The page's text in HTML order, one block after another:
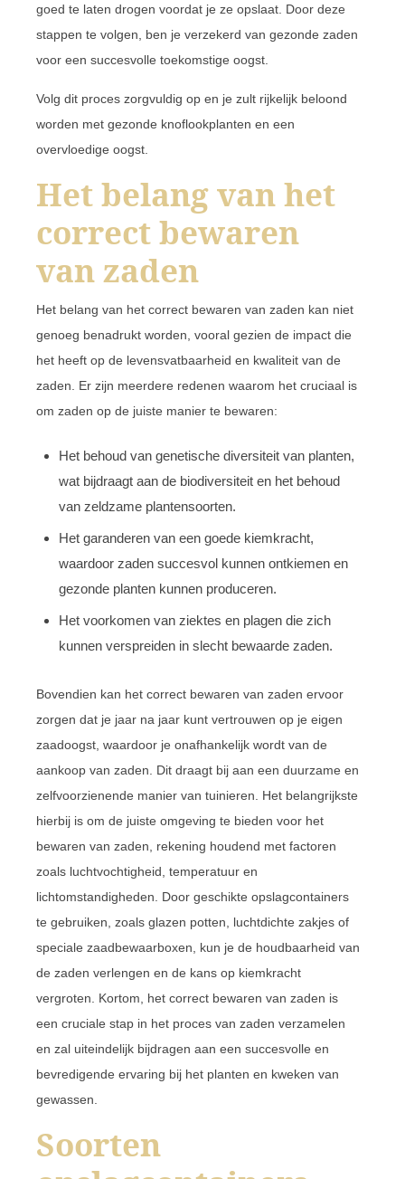
goed te laten drogen voordat je ze opslaat. Door deze
stappen te volgen, ben je verzekerd van gezonde zaden
voor een succesvolle toekomstige oogst.
Volg dit proces zorgvuldig op en je zult rijkelijk beloond
worden met gezonde knoflookplanten en een
overvloedige oogst.
Het belang van het
correct bewaren
van zaden
Het belang van het correct bewaren van zaden kan niet
genoeg benadrukt worden, vooral gezien de impact die
het heeft op de levensvatbaarheid en kwaliteit van de
zaden. Er zijn meerdere redenen waarom het cruciaal is
om zaden op de juiste manier te bewaren:
Het behoud van genetische diversiteit van planten,
wat bijdraagt aan de biodiversiteit en het behoud
van zeldzame plantensoorten.
Het garanderen van een goede kiemkracht,
waardoor zaden succesvol kunnen ontkiemen en
gezonde planten kunnen produceren.
Het voorkomen van ziektes en plagen die zich
kunnen verspreiden in slecht bewaarde zaden.
Bovendien kan het correct bewaren van zaden ervoor
zorgen dat je jaar na jaar kunt vertrouwen op je eigen
zaadoogst, waardoor je onafhankelijk wordt van de
aankoop van zaden. Dit draagt bij aan een duurzame en
zelfvoorzienende manier van tuinieren. Het belangrijkste
hierbij is om de juiste omgeving te bieden voor het
bewaren van zaden, rekening houdend met factoren
zoals luchtvochtigheid, temperatuur en
lichtomstandigheden. Door geschikte opslagcontainers
te gebruiken, zoals glazen potten, luchtdichte zakjes of
speciale zaadbewaarboxen, kun je de houdbaarheid van
de zaden verlengen en de kans op kiemkracht
vergroten. Kortom, het correct bewaren van zaden is
een cruciale stap in het proces van zaden verzamelen
en zal uiteindelijk bijdragen aan een succesvolle en
bevredigende ervaring bij het planten en kweken van
gewassen.
Soorten